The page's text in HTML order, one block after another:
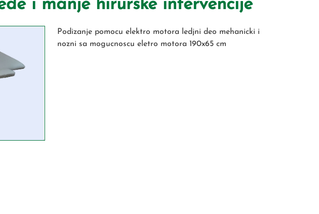
i manje hirurske intervencije
Podizanje pomocu elektro motora ledjni deo mehanicki i
nozni sa mogucnoscu eletro motora 190x65 cm